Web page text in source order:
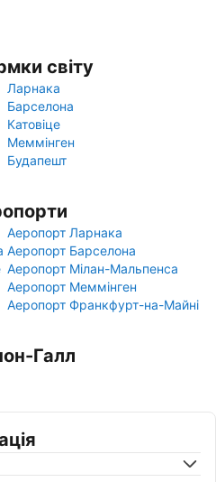
світу
Ларнака
Барселона
Катовіце
Меммінген
Будапешт
Аеропорт Ларнака
Аеропорт Барселона
Аеропорт Мілан-Мальпенса
Аеропорт Меммінген
Аеропорт Франкфурт-на-Майні
Галл